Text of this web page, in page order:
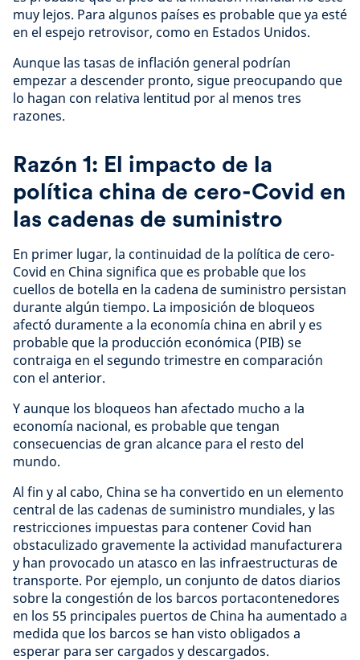
muy lejos. Para algunos países es probable que ya esté
en el espejo retrovisor, como en Estados Unidos.
Aunque las tasas de inflación general podrían
empezar a descender pronto, sigue preocupando que
lo hagan con relativa lentitud por al menos tres
razones.
Razón 1: El impacto de la
política china de cero-Covid en
las cadenas de suministro
En primer lugar, la continuidad de la política de cero-
Covid en China significa que es probable que los
cuellos de botella en la cadena de suministro persistan
durante algún tiempo. La imposición de bloqueos
afectó duramente a la economía china en abril y es
probable que la producción económica (PIB) se
contraiga en el segundo trimestre en comparación
con el anterior.
Y aunque los bloqueos han afectado mucho a la
economía nacional, es probable que tengan
consecuencias de gran alcance para el resto del
mundo.
Al fin y al cabo, China se ha convertido en un elemento
central de las cadenas de suministro mundiales, y las
restricciones impuestas para contener Covid han
obstaculizado gravemente la actividad manufacturera
y han provocado un atasco en las infraestructuras de
transporte. Por ejemplo, un conjunto de datos diarios
sobre la congestión de los barcos portacontenedores
en los 55 principales puertos de China ha aumentado a
medida que los barcos se han visto obligados a
esperar para ser cargados y descargados.